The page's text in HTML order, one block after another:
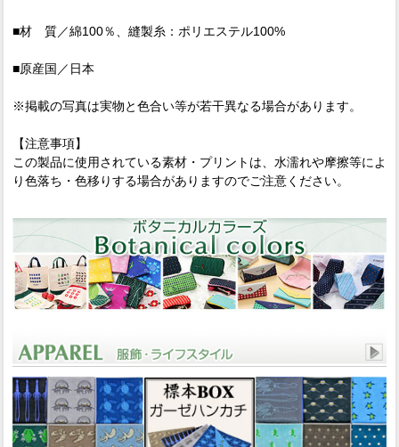
■材 質／綿100％、縫製糸：ポリエステル100%
■原産国／日本
※掲載の写真は実物と色合い等が若干異なる場合があります。
【注意事項】
この製品に使用されている素材・プリントは、水濡れや摩擦等によ
り色落ち・色移りする場合がありますのでご注意ください。